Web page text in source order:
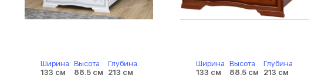
Ширина
133 см
Высота
88.5 см
Глубина
213 см
Ширина
133 см
Высота
88.5 см
Глубина
213 см